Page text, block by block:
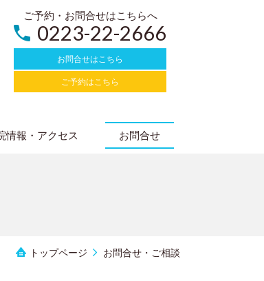
ご予約・お問合せはこちらへ
0223-22-2666
お問合せはこちら
ご予約はこちら
情報・アクセス お問合せ
トップページ お問合せ・ご相談